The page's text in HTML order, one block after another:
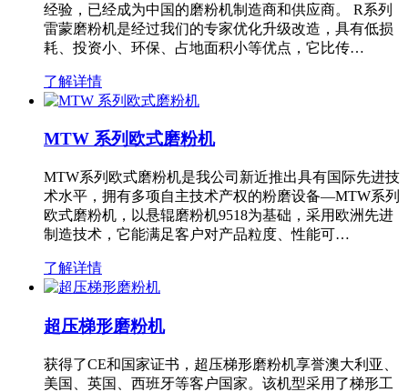
经验，已经成为中国的磨粉机制造商和供应商。 R系列
雷蒙磨粉机是经过我们的专家优化升级改造，具有低损
耗、投资小、环保、占地面积小等优点，它比传…
了解详情
MTW 系列欧式磨粉机
MTW系列欧式磨粉机是我公司新近推出具有国际先进技
术水平，拥有多项自主技术产权的粉磨设备—MTW系列
欧式磨粉机，以悬辊磨粉机9518为基础，采用欧洲先进
制造技术，它能满足客户对产品粒度、性能可…
了解详情
超压梯形磨粉机
获得了CE和国家证书，超压梯形磨粉机享誉澳大利亚、
美国、英国、西班牙等客户国家。该机型采用了梯形工